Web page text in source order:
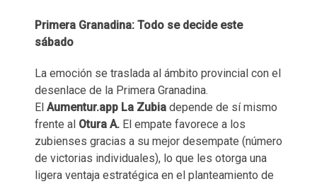
Primera Granadina: Todo se decide este
sábado
La emoción se traslada al ámbito provincial con el
desenlace de la Primera Granadina.
El Aumentur.app La Zubia depende de sí mismo
frente al Otura A. El empate favorece a los
zubienses gracias a su mejor desempate (número
de victorias individuales), lo que les otorga una
ligera ventaja estratégica en el planteamiento de